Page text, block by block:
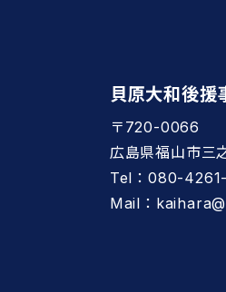
貝原大和後援
〒720-0066
広島県福山市三
Tel：080-
Mail：